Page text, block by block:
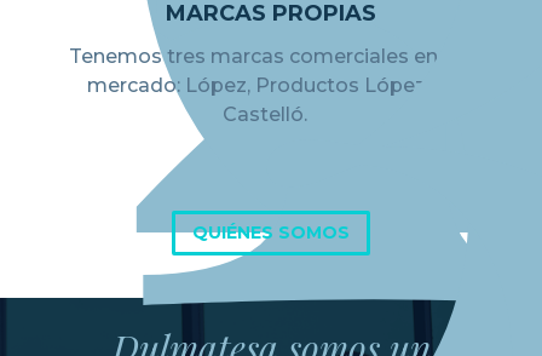
MARCAS PROPIAS
Tenemos tres marcas comerciales en el
mercado: López, Productos López y
Castelló.
QUIÉNES SOMOS